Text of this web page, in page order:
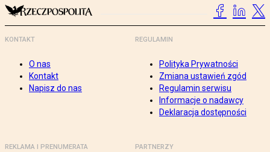
KONTAKT
O nas
Kontakt
Napisz do nas
REGULAMIN
Polityka Prywatności
Zmiana ustawień zgód
Regulamin serwisu
Informacje o nadawcy
Deklaracja dostępności
REKLAMA I PRENUMERATA PARTNERZY